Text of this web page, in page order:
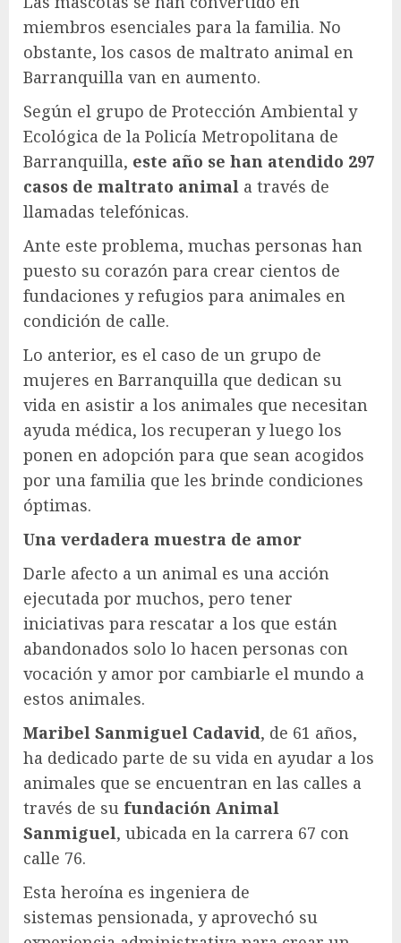
miembros esenciales para la familia. No
obstante, los casos de maltrato animal en
Barranquilla van en aumento.
Según el grupo de Protección Ambiental y
Ecológica de la Policía Metropolitana de
Barranquilla, este año se han atendido 297
casos de maltrato animal a través de
llamadas telefónicas.
Ante este problema, muchas personas han
puesto su corazón para crear cientos de
fundaciones y refugios para animales en
condición de calle.
Lo anterior, es el caso de un grupo de
mujeres en Barranquilla que dedican su
vida en asistir a los animales que necesitan
ayuda médica, los recuperan y luego los
ponen en adopción para que sean acogidos
por una familia que les brinde condiciones
óptimas.
Una verdadera muestra de amor
Darle afecto a un animal es una acción
ejecutada por muchos, pero tener
iniciativas para rescatar a los que están
abandonados solo lo hacen personas con
vocación y amor por cambiarle el mundo a
estos animales.
Maribel Sanmiguel Cadavid, de 61 años,
ha dedicado parte de su vida en ayudar a los
animales que se encuentran en las calles a
través de su fundación Animal
Sanmiguel, ubicada en la carrera 67 con
calle 76.
Esta heroína es ingeniera de
sistemas pensionada, y aprovechó su